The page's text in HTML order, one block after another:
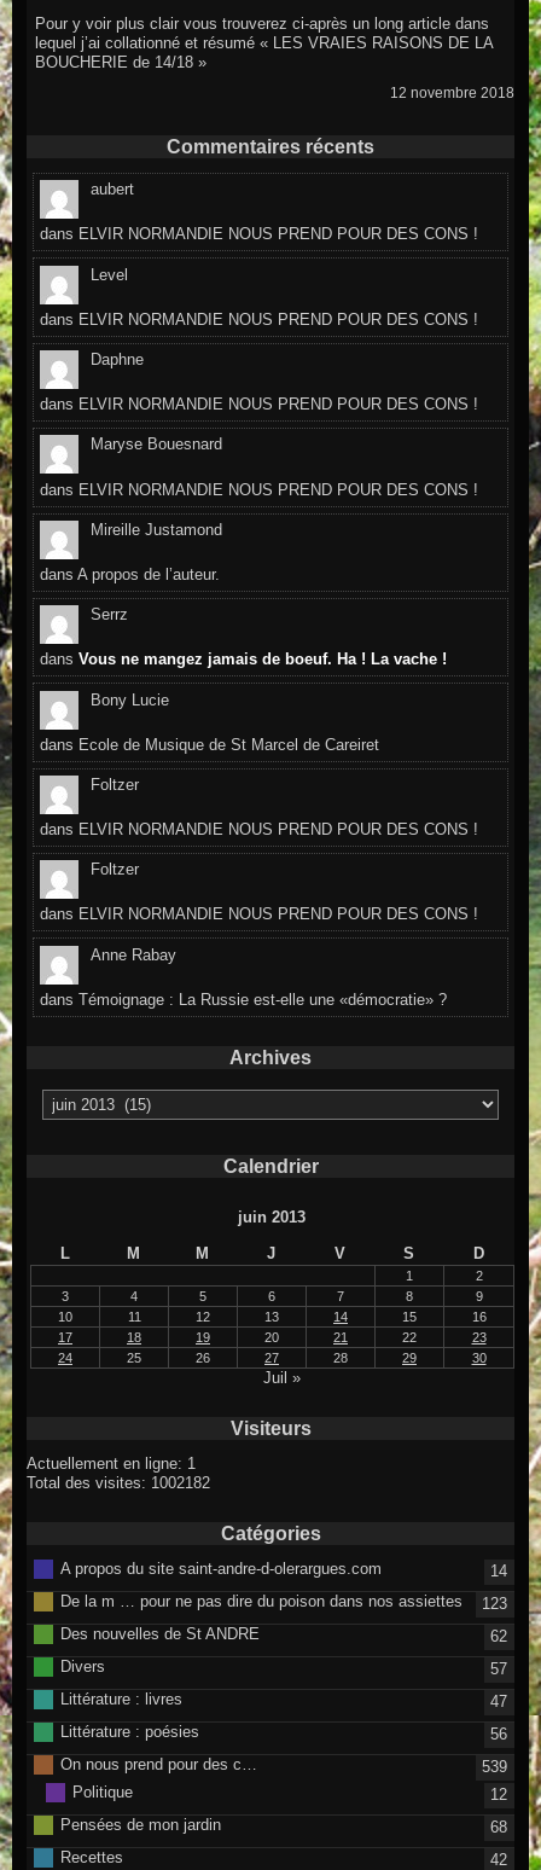
Pour y voir plus clair vous trouverez ci-après un long article dans
lequel j’ai collationné et résumé « LES VRAIES RAISONS DE LA
BOUCHERIE de 14/18 »
12 novembre 2018
Commentaires récents
aubert
dans ELVIR NORMANDIE NOUS PREND POUR DES CONS !
Level
dans ELVIR NORMANDIE NOUS PREND POUR DES CONS !
Daphne
dans ELVIR NORMANDIE NOUS PREND POUR DES CONS !
Maryse Bouesnard
dans ELVIR NORMANDIE NOUS PREND POUR DES CONS !
Mireille Justamond
dansA propos de l’auteur.
Serrz
dansVous ne mangez jamais de boeuf. Ha ! La vache !
Bony Lucie
dans Ecole de Musique de St Marcel de Careiret
Foltzer
dans ELVIR NORMANDIE NOUS PREND POUR DES CONS !
Foltzer
dans ELVIR NORMANDIE NOUS PREND POUR DES CONS !
Anne Rabay
dansTémoignage : La Russie est-elle une «démocratie» ?
Archives
Archives
Calendrier
juin 2013
L
M M J V S D
1
2
3
4 5 6 7 8
9
10
11 12 13 14 15
16
17
18 19 20 21 22
23
24
25 26 27 28 29 30
Juil »
Visiteurs
Actuellement en ligne: 1
Total des visites: 1002182
Catégories
A propos du site saint-andre-d-olerargues.com
14
De la m … pour ne pas dire du poison dans nos assiettes
123
Des nouvelles de St ANDRE
62
Divers
57
Littérature : livres
47
Littérature : poésies
56
On nous prend pour des c…
539
Politique
12
Pensées de mon jardin
68
Recettes
42